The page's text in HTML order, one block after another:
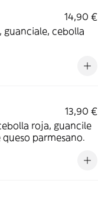
14,90 €
guanciale, cebolla
13,90 €
roja, guancile
parmesano.